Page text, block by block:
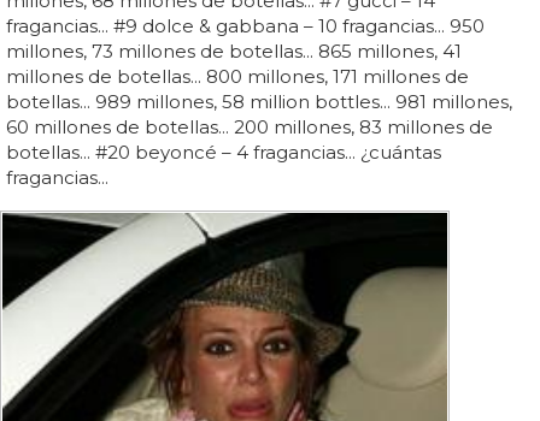
fragancias... #9 dolce & gabbana – 10 fragancias... 950
millones, 73 millones de botellas... 865 millones, 41
millones de botellas... 800 millones, 171 millones de
botellas... 989 millones, 58 million bottles... 981 millones,
60 millones de botellas... 200 millones, 83 millones de
botellas... #20 beyoncé – 4 fragancias... ¿cuántas
fragancias...